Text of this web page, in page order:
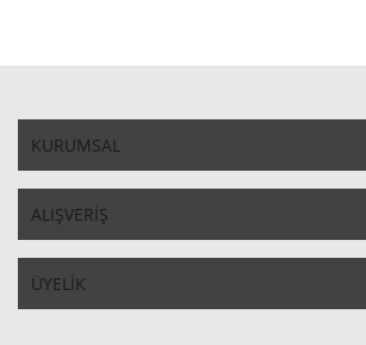
KURUMSAL
ALIŞVERİŞ
ÜYELİK